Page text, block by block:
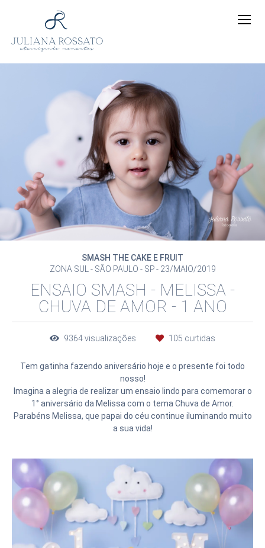
SMASH THE CAKE E FRUIT
ZONA SUL - SÃO PAULO - SP
23/MAIO/2019
ENSAIO SMASH - MELISSA -
CHUVA DE AMOR - 1 ANO
9364visualizações 105 curtidas
Tem gatinha fazendo aniversário hoje e o presente foi todo
nosso!
Imagina a alegria de realizar um ensaio lindo para comemorar o
1° aniversário da Melissa com o tema Chuva de Amor.
Parabéns Melissa, que papai do céu continue iluminando muito
a sua vida!